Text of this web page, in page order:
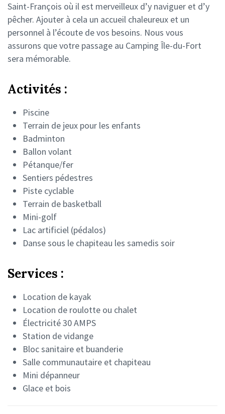
Saint-François où il est merveilleux d’y naviguer et d’y
pêcher. Ajouter à cela un accueil chaleureux et un
personnel à l’écoute de vos besoins. Nous vous
assurons que votre passage au Camping Île-du-Fort
sera mémorable.
Activités :
Piscine
Terrain de jeux pour les enfants
Badminton
Ballon volant
Pétanque/fer
Sentiers pédestres
Piste cyclable
Terrain de basketball
Mini-golf
Lac artificiel (pédalos)
Danse sous le chapiteau les samedis soir
Services :
Location de kayak
Location de roulotte ou chalet
Électricité 30 AMPS
Station de vidange
Bloc sanitaire et buanderie
Salle communautaire et chapiteau
Mini dépanneur
Glace et bois